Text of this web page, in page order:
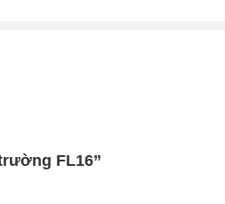
FL16”